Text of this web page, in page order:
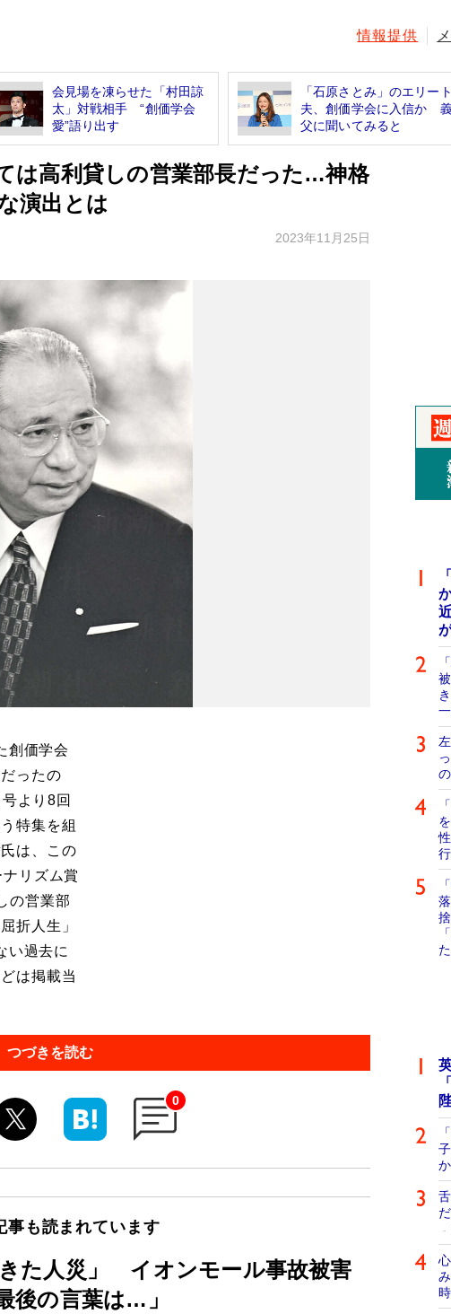
情報提供
会見場を凍らせた「村田諒
太」対戦相手 “創価学会
愛”語り出す
「石原さとみ」のエリート
夫、創価学会に入信か
父に聞いてみると
は高利貸しの営業部長だった…神格
演出とは
2023年11月25日
創価学会
ったの
より8回
特集を組
は、この
リズム賞
の営業部
折人生」
い過去に
は掲載当
つづきを読む
0
事も読まれています
た人災」 イオンモール事故被害
後の言葉は…」